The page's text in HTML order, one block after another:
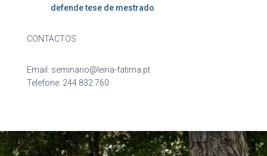
defende tese de mestrado
CONTACTOS
Email: seminario@leiria-fatima.pt
Telefone: 244 832 760